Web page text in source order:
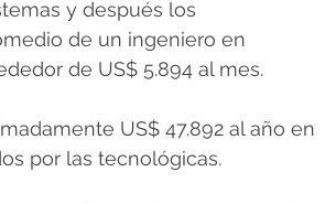
y después los
de un ingeniero en
de US$ 5.894 al mes.
US$ 47.892 al año en
por las tecnológicas.